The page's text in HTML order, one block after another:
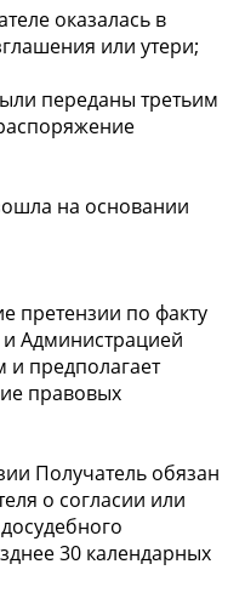
оказалась в
или утери;
переданы третьим
на основании
претензии по факту
Администрацией
и предполагает
правовых
Получатель обязан
о согласии или
30 календарных